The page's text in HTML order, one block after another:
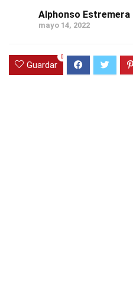
Alphonso Estremera
mayo 14, 2022
Guardar
0